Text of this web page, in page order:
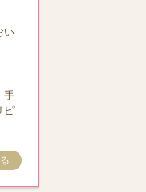
い
手
ピ